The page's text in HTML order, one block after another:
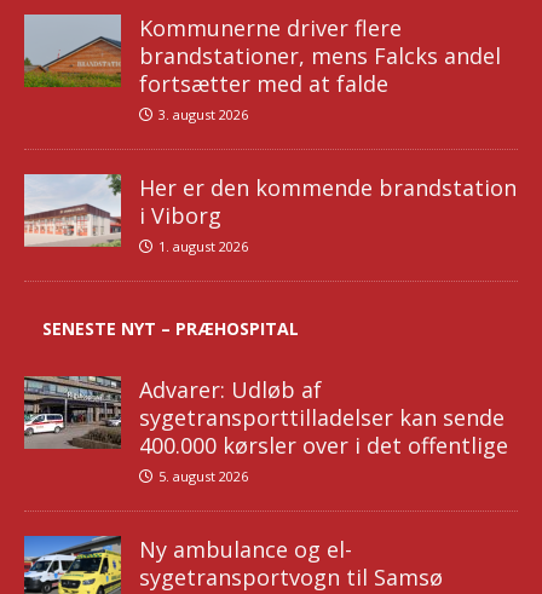
Kommunerne driver flere
brandstationer, mens Falcks andel
fortsætter med at falde
3. august 2026
Her er den kommende brandstation
i Viborg
1. august 2026
SENESTE NYT – PRÆHOSPITAL
Advarer: Udløb af
sygetransporttilladelser kan sende
400.000 kørsler over i det offentlige
5. august 2026
Ny ambulance og el-
sygetransportvogn til Samsø